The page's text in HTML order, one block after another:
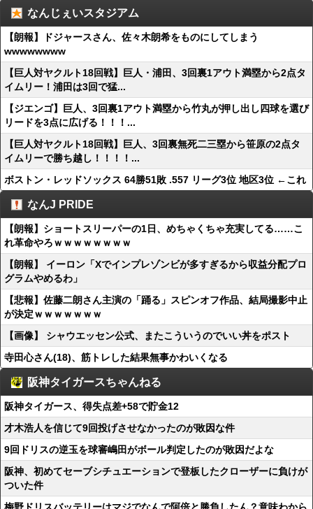
なんじぇいスタジアム
【朗報】ドジャースさん、佐々木朗希をものにしてしまう
wwwwwwww
【巨人対ヤクルト18回戦】巨人・浦田、3回裏1アウト満塁から2点タ
イムリー！浦田は3回で猛...
【ジエンゴ】巨人、3回裏1アウト満塁から竹丸が押し出し四球を選び
リードを3点に広げる！！！...
【巨人対ヤクルト18回戦】巨人、3回裏無死二三塁から笹原の2点タ
イムリーで勝ち越し！！！！...
ボストン・レッドソックス 64勝51敗 .557 リーグ3位 地区3位 ←これ
なんJ PRIDE
【朗報】ショートスリーパーの1日、めちゃくちゃ充実してる……こ
れ革命やろｗｗｗｗｗｗｗｗ
【朗報】 イーロン「Xでインプレゾンビが多すぎるから収益分配プロ
グラムやめるわ」
【悲報】佐藤二朗さん主演の「踊る」スピンオフ作品、結局撮影中止
が決定ｗｗｗｗｗｗｗ
【画像】 シャウエッセン公式、またこういうのでいい丼をポスト
寺田心さん(18)、筋トレした結果無事かわいくなる
阪神タイガースちゃんねる
阪神タイガース、得失点差+58で貯金12
才木浩人を信じて9回投げさせなかったのが敗因な件
9回ドリスの逆玉を球審嶋田がボール判定したのが敗因だよな
阪神、初めてセーブシチュエーションで登板したクローザーに負けが
ついた件